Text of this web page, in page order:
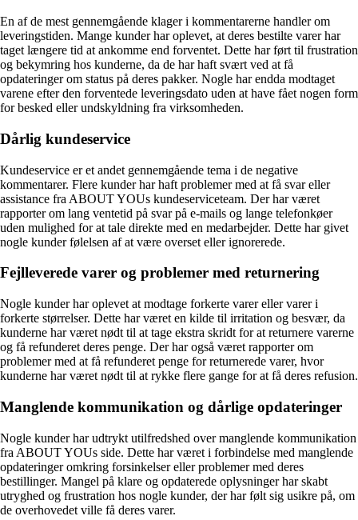
En af de mest gennemgående klager i kommentarerne handler om
leveringstiden. Mange kunder har oplevet, at deres bestilte varer har
taget længere tid at ankomme end forventet. Dette har ført til frustration
og bekymring hos kunderne, da de har haft svært ved at få
opdateringer om status på deres pakker. Nogle har endda modtaget
varene efter den forventede leveringsdato uden at have fået nogen form
for besked eller undskyldning fra virksomheden.
Dårlig kundeservice
Kundeservice er et andet gennemgående tema i de negative
kommentarer. Flere kunder har haft problemer med at få svar eller
assistance fra ABOUT YOUs kundeserviceteam. Der har været
rapporter om lang ventetid på svar på e-mails og lange telefonkøer
uden mulighed for at tale direkte med en medarbejder. Dette har givet
nogle kunder følelsen af at være overset eller ignorerede.
Fejlleverede varer og problemer med returnering
Nogle kunder har oplevet at modtage forkerte varer eller varer i
forkerte størrelser. Dette har været en kilde til irritation og besvær, da
kunderne har været nødt til at tage ekstra skridt for at returnere varerne
og få refunderet deres penge. Der har også været rapporter om
problemer med at få refunderet penge for returnerede varer, hvor
kunderne har været nødt til at rykke flere gange for at få deres refusion.
Manglende kommunikation og dårlige opdateringer
Nogle kunder har udtrykt utilfredshed over manglende kommunikation
fra ABOUT YOUs side. Dette har været i forbindelse med manglende
opdateringer omkring forsinkelser eller problemer med deres
bestillinger. Mangel på klare og opdaterede oplysninger har skabt
utryghed og frustration hos nogle kunder, der har følt sig usikre på, om
de overhovedet ville få deres varer.